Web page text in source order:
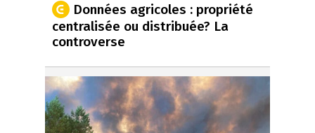
Données agricoles : propriété
centralisée ou distribuée? La
controverse